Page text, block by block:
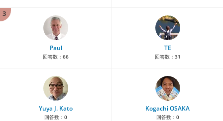
3
Paul
回答数： 66
TE
回答数： 31
Yuya J. Kato
回答数： 0
Kogachi OSAKA
回答数： 0